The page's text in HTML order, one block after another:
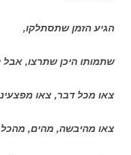
הגיע הזמן שתסתלקו,
שתמותו היכן שתרצו, אבל
צאו מכל דבר, צאו
צאו מהיבשה, מהים,